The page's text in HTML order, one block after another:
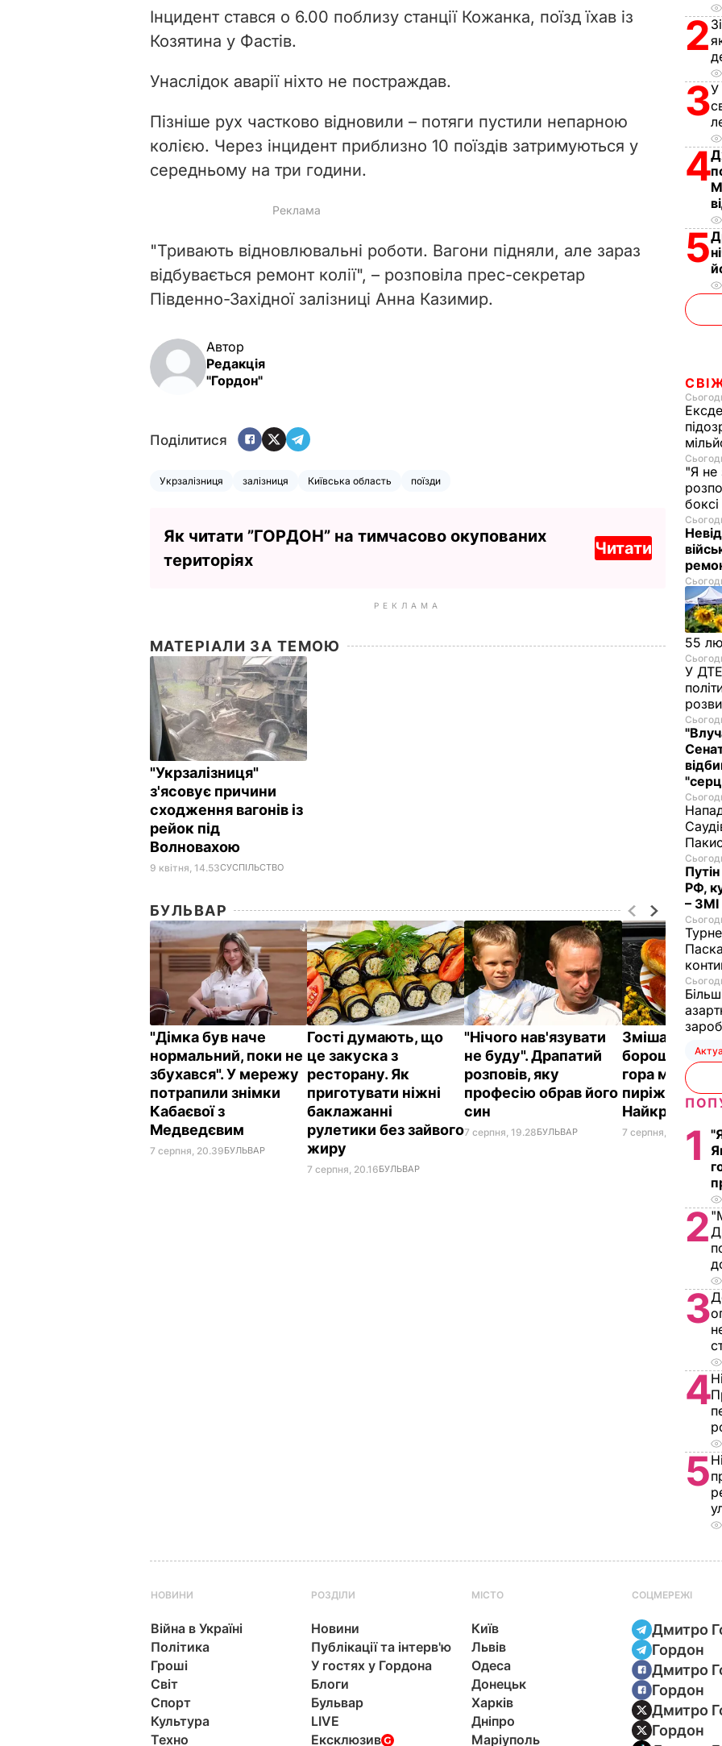
d
o
Інцидент стався о 6.00 поблизу станції Кожанка, поїзд їхав із
Козятина у Фастів.
Унаслідок аварії ніхто не постраждав.
Пізніше рух частково відновили – потяги пустили непарною
колією. Через інцидент приблизно 10 поїздів затримуються у
середньому на три години.
"Тривають відновлювальні роботи. Вагони підняли, але зараз
відбувається ремонт колії", – розповіла прес-секретар
Південно-Західної залізниці Анна Казимир.
Автор
Редакція
"Гордон"
Поділитися
Укрзалізниця залізниця Київська область поїзди
Як читати ”ГОРДОН” на тимчасово окупованих
територіях
Читати
РЕКЛАМА
МАТЕРІАЛИ ЗА ТЕМОЮ
"Укрзалізниця"
з'ясовує причини
сходження вагонів із
рейок під
Волновахою
9 квітня, 14.53СУСПІЛЬСТВО
БУЛЬВАР
"Дімка був наче
нормальний, поки не
збухався". У мережу
потрапили знімки
Кабаєвої з
Медведєвим
7 серпня, 20.39БУЛЬВАР
Гості думають, що
це закуска з
ресторану. Як
приготувати ніжні
баклажанні
рулетики без зайвого
жиру
7 серпня, 20.16БУЛЬВАР
"Нічого нав'язувати
не буду". Драпатий
розповів, яку
професію обрав його
син
7 серпня, 19.28БУЛЬВАР
Змішайте це з
борошном – і
гора м'яких,
пиріжків
Найкращий
7 серпня, 18.03
2
3У
4
5
"Я не
боксі
55
У
РФ,
– ЗМІ
1
2
3
4
5
НОВИНИ
Війна в Україні
Політика
Гроші
Світ
Спорт
Культура
Техно
РОЗДІЛИ
Новини
Публікації та інтерв'ю
У гостях у Гордона
Блоги
Бульвар
LIVE
Ексклюзив
МІСТО
Київ
Львів
Одеса
Донецьк
Харків
Дніпро
Маріуполь
СОЦМЕРЕЖІ
Дмитро
Гордон
Дмитро
Гордон
Дмитро
Гордон